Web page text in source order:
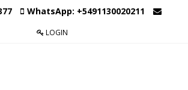
WhatsApp: +5491130020211
LOGIN